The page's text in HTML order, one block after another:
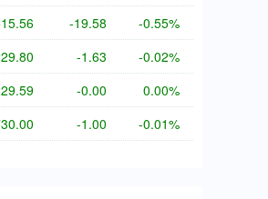
-19.58 -0.55%
-1.63 -0.02%
-0.00 0.00%
-1.00 -0.01%